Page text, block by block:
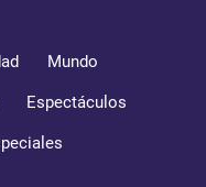
Mundo
Espectáculos